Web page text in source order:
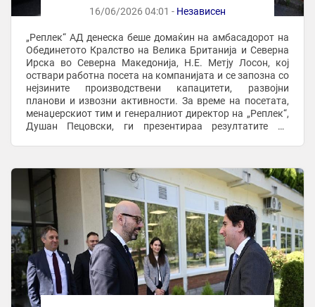
16/06/2026 04:01 - Независен
„Реплек“ АД денеска беше домаќин на амбасадорот на
Обединетото Кралство на Велика Британија и Северна
Ирска во Северна Македонија, Н.Е. Метју Лосон, кој
оствари работна посета на компанијата и се запозна со
нејзините производствени капацитети, развојни
планови и извозни активности. За време на посетата,
менаџерскиот тим и генералниот директор на „Реплек“,
Душан Пецовски, ги презентираа резултатите од